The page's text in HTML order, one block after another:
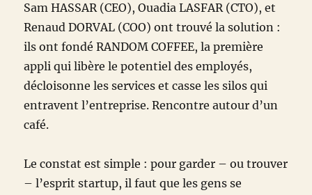
Sam HASSAR (CEO), Ouadia LASFAR (CTO), et
Renaud DORVAL (COO) ont trouvé la solution :
ils ont fondé RANDOM COFFEE, la première
appli qui libère le potentiel des employés,
décloisonne les services et casse les silos qui
entravent l’entreprise. Rencontre autour d’un
café.
Le constat est simple : pour garder – ou trouver
– l’esprit startup, il faut que les gens se